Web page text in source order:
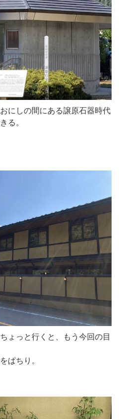
にしの間にある譲原石器時代
る。
ょっと行くと、もう今回の目
ぱちり。